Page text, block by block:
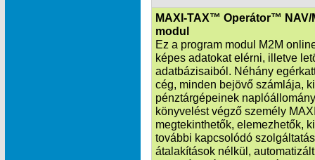
MAXI-TAX™ Operátor™ NAV/
modul
Ez a program modul M2M
képes adatokat elérni, illetve
adatbázisaiból. Néhány
cég, minden bejövő számlája,
pénztárgépeinek
könyvelést végző személy
megtekinthetők, elemezhetők,
további kapcsolódó
átalakítások nélkül,